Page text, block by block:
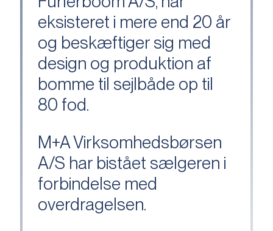
eksisteret i mere end 20 år
og beskæftiger sig med
design og produktion af
bomme til sejlbåde op til
80 fod.
M+A Virksomhedsbørsen
A/S har bistået sælgeren i
forbindelse med
overdragelsen.